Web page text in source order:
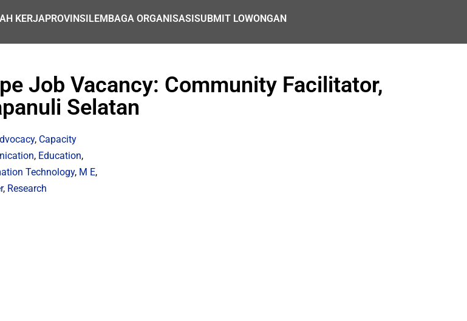
KERJAPROVINSILEMBAGA ORGANISASISUBMIT LOWONGAN
Job Vacancy: Community Facilitator,
Selatan
, Capacity
, Education,
Technology, M E,
, Research